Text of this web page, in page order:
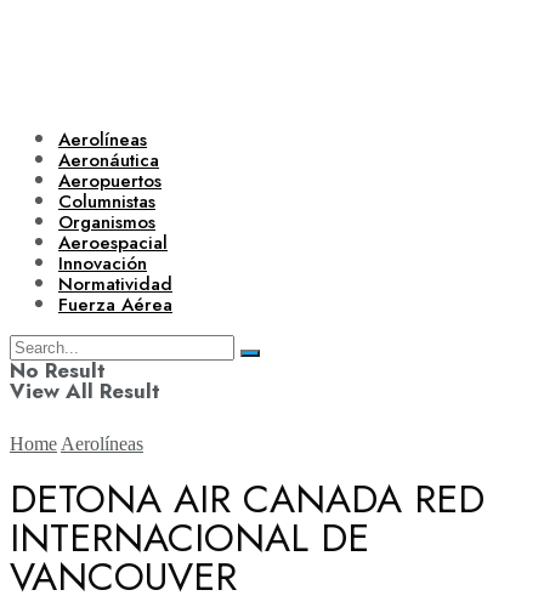
Aerolíneas
Aeronáutica
Aeropuertos
Columnistas
Organismos
Aeroespacial
Innovación
Normatividad
Fuerza Aérea
No Result
View All Result
Aerolíneas
Home Aerolíneas
DETONA AIR CANADA RED
INTERNACIONAL DE
VANCOUVER